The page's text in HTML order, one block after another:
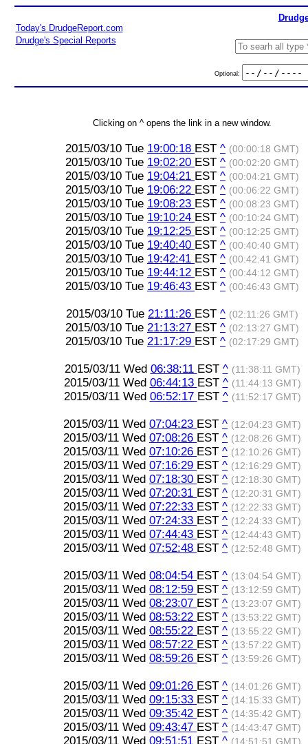
Today's DrudgeReport.com
Drudge's Special Reports
Optional:
Clicking on ^ opens the link in a new window.
2015/03/10 Tue 19:00:18 EST ^ (00:00:18 GMT)
2015/03/10 Tue 19:02:20 EST ^ (00:02:20 GMT)
2015/03/10 Tue 19:04:21 EST ^ (00:04:21 GMT)
2015/03/10 Tue 19:06:22 EST ^ (00:06:22 GMT)
2015/03/10 Tue 19:08:23 EST ^ (00:08:23 GMT)
2015/03/10 Tue 19:10:24 EST ^ (00:10:24 GMT)
2015/03/10 Tue 19:12:25 EST ^ (00:12:25 GMT)
2015/03/10 Tue 19:40:40 EST ^ (00:40:40 GMT)
2015/03/10 Tue 19:42:41 EST ^ (00:42:41 GMT)
2015/03/10 Tue 19:44:12 EST ^ (00:44:12 GMT)
2015/03/10 Tue 19:46:43 EST ^ (00:46:43 GMT)
2015/03/10 Tue 21:11:26 EST ^ (02:11:26 GMT)
2015/03/10 Tue 21:13:27 EST ^ (02:13:27 GMT)
2015/03/10 Tue 21:17:29 EST ^ (02:17:29 GMT)
2015/03/11 Wed 06:38:11 EST ^ (11:38:11 GMT)
2015/03/11 Wed 06:44:13 EST ^ (11:44:13 GMT)
2015/03/11 Wed 06:52:17 EST ^ (11:52:17 GMT)
2015/03/11 Wed 07:04:23 EST ^ (12:04:23 GMT)
2015/03/11 Wed 07:08:26 EST ^ (12:08:26 GMT)
2015/03/11 Wed 07:10:26 EST ^ (12:10:26 GMT)
2015/03/11 Wed 07:16:29 EST ^ (12:16:29 GMT)
2015/03/11 Wed 07:18:30 EST ^ (12:18:30 GMT)
2015/03/11 Wed 07:20:31 EST ^ (12:20:31 GMT)
2015/03/11 Wed 07:22:33 EST ^ (12:22:33 GMT)
2015/03/11 Wed 07:24:33 EST ^ (12:24:33 GMT)
2015/03/11 Wed 07:44:43 EST ^ (12:44:43 GMT)
2015/03/11 Wed 07:52:48 EST ^ (12:52:48 GMT)
2015/03/11 Wed 08:04:54 EST ^ (13:04:54 GMT)
2015/03/11 Wed 08:12:59 EST ^ (13:12:59 GMT)
2015/03/11 Wed 08:23:07 EST ^ (13:23:07 GMT)
2015/03/11 Wed 08:53:22 EST ^ (13:53:22 GMT)
2015/03/11 Wed 08:55:22 EST ^ (13:55:22 GMT)
2015/03/11 Wed 08:57:22 EST ^ (13:57:22 GMT)
2015/03/11 Wed 08:59:26 EST ^ (13:59:26 GMT)
2015/03/11 Wed 09:01:26 EST ^ (14:01:26 GMT)
2015/03/11 Wed 09:15:33 EST ^ (14:15:33 GMT)
2015/03/11 Wed 09:35:42 EST ^ (14:35:42 GMT)
2015/03/11 Wed 09:43:47 EST ^ (14:43:47 GMT)
2015/03/11 Wed 09:51:51 EST ^ (14:51:51 GMT)